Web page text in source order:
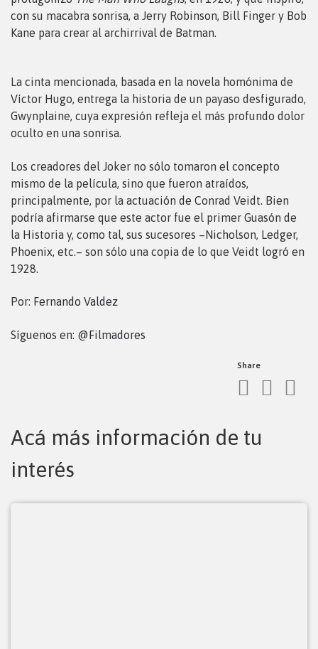
con su macabra sonrisa, a Jerry Robinson, Bill Finger y Bob
Kane para crear al archirrival de Batman.
La cinta mencionada, basada en la novela homónima de
Víctor Hugo, entrega la historia de un payaso desfigurado,
Gwynplaine, cuya expresión refleja el más profundo dolor
oculto en una sonrisa.
Los creadores del Joker no sólo tomaron el concepto
mismo de la película, sino que fueron atraídos,
principalmente, por la actuación de Conrad Veidt. Bien
podría afirmarse que este actor fue el primer Guasón de
la Historia y, como tal, sus sucesores –Nicholson, Ledger,
Phoenix, etc.– son sólo una copia de lo que Veidt logró en
1928.
Por: Fernando Valdez
Síguenos en: @Filmadores
Share
Acá más información de tu
interés